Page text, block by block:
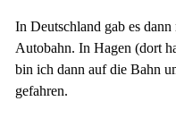
In Deutschland gab es
Autobahn. In Hagen (dort
bin ich dann auf die Bahn
gefahren.